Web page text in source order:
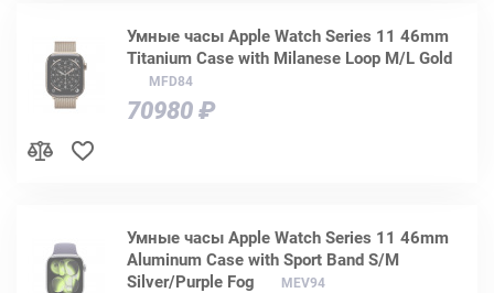
Умные часы Apple Watch Series 11 46mm
Titanium Case with Milanese Loop M/L Gold
MFD84
70980 ₽
Умные часы Apple Watch Series 11 46mm
Aluminum Case with Sport Band S/M
Silver/Purple Fog
MEV94